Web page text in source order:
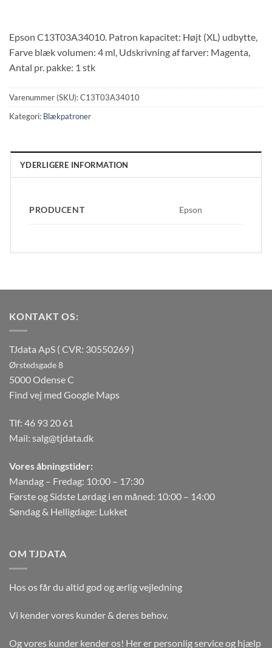
Epson C13T03A34010. Patron kapacitet: Højt (XL) udbytte,
Farve blæk volumen: 4 ml, Udskrivning af farver: Magenta,
Antal pr. pakke: 1 stk
Varenummer (SKU):C13T03A34010
Kategori: Blækpatroner
YDERLIGERE INFORMATION
PRODUCENT Epson
KONTAKT OS:
TJdata ApS ( CVR: 30550269 )
Ørstedsgade 8
5000 Odense C
Find vej med Google Maps
Tlf: 46 93 20 61
Mail: salg@tjdata.dk
Vores åbningstider:
Mandag – Fredag: 10:00 – 17:30
Første og Sidste Lørdag i en måned: 10:00 – 14:00
Søndag & Helligdage: Lukket
OM TJDATA
Hos os får du altid god og ærlig vejledning
Vi kender vores kunder & deres behov.
Og vores kunder kender os! Her er personlig service og hjælp